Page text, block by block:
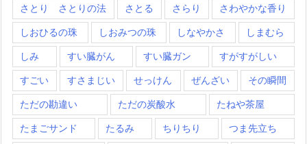
さとり さとりの法 さとる さらり さわやかな香り
しおひるの珠 しおみつの珠 しなやかさ しまむら
しみ すい臓がん すい臓ガン すがすがしい
すごい すさまじい せっけん ぜんざい その瞬間
ただの勘違い ただの炭酸水 たねや茶屋
たまごサンド たるみ ちりちり つま先立ち